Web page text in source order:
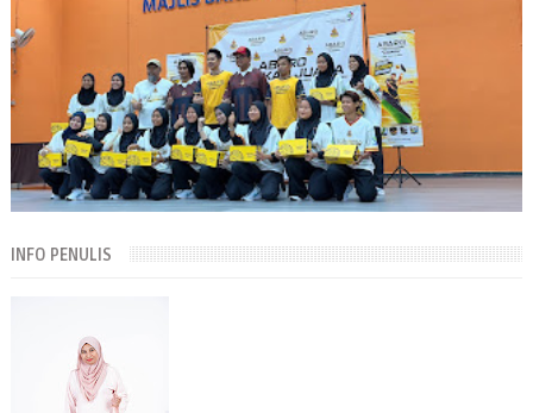
INFO PENULIS